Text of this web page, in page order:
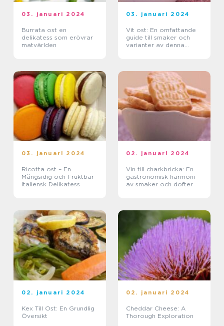
03. januari 2024
Burrata ost en
delikatess som erövrar
matvärlden
03. januari 2024
Vit ost: En omfattande
guide till smaker och
varianter av denna
03. januari 2024
Ricotta ost – En
Mångsidig och Fruktbar
Italiensk Delikatess
02. januari 2024
Vin till charkbricka: En
gastronomisk harmoni
av smaker och dofter
02. januari 2024
Kex Till Ost: En Grundlig
Översikt
02. januari 2024
Cheddar Cheese: A
Thorough Exploration